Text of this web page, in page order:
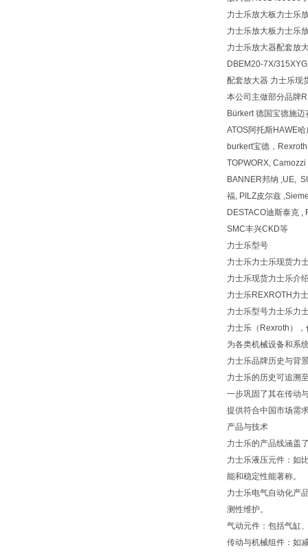
力士乐放大板力士乐
力士乐放大板力士乐
力士乐放大器配套放
DBEM20-7X/
配套放大器 力士乐现
本公司主做部分品牌
Bürkert 德国宝德施
ATOS阿托斯HAWE
burkert宝德，
TOPWORX,
BANNER邦纳 ,UE,
福, PILZ皮尔兹
DESTACO迪斯泰克
SMC丰兴CKD等
力士乐型号
力士乐力士乐现货力
力士乐现货力士乐介
力士乐REXROTH力
力士乐型号力士乐力
力士乐（Rexroth）
为各类机械设备和系
力士乐品牌历史与背
力士乐的历史可追溯
一步巩固了其在传动
提供符合中国市场需
产品与技术
力士乐的产品线涵盖
力士乐液压元件：如
能和稳定性能著称。
力士乐电气自动化产
测性维护。
气动元件：包括气缸
传动与机械组件：如